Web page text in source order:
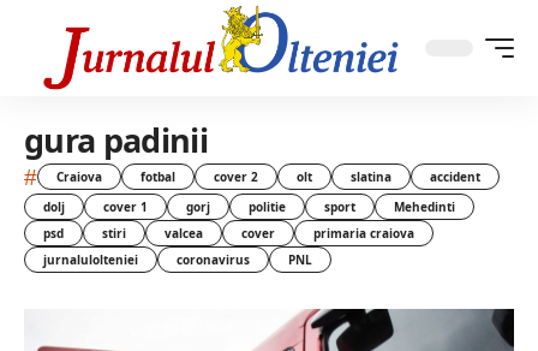
gura padinii
# Craiova fotbal cover 2 olt slatina
accident
dolj
cover 1 gorj politie sport
Mehedinti
psd
stiri valcea cover
primaria craiova
jurnalulolteniei
coronavirus PNL